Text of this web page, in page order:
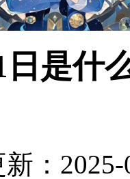
日是什
：2025-